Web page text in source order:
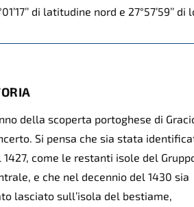
di latitudine nord e 27°57’59’’
della scoperta portoghese di
Si pensa che sia stata
1427, come le restanti isole del
e che nel decennio del 1430 sia
lasciato sull’isola del bestiame,